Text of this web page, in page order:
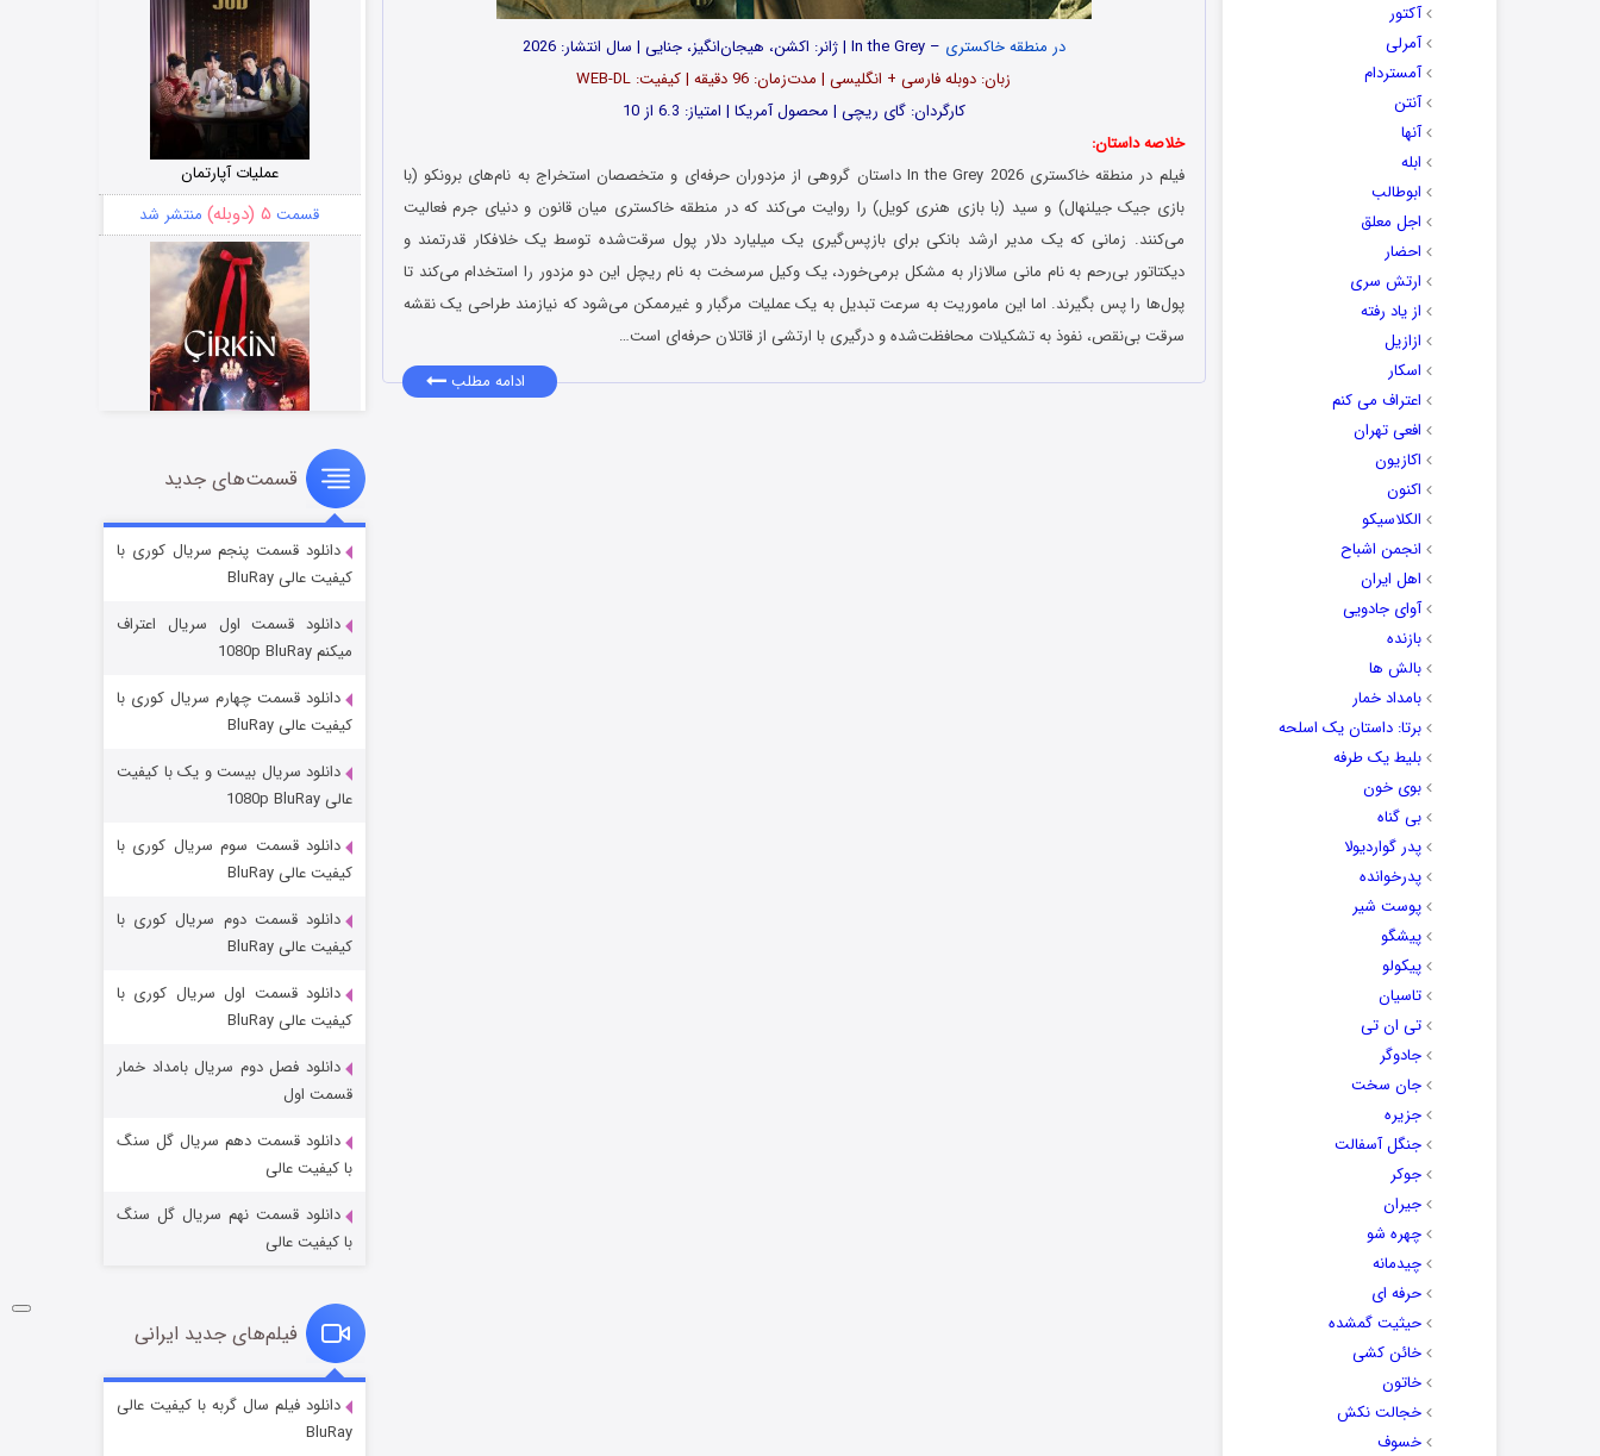
آکتور
آمرلی
آمستردام
آنتن
آنها
ابله
ابوطالب
اجل معلق
احضار
ارتش سری
از یاد رفته
ازازیل
اسکار
اعتراف می کنم
افعی تهران
اکازیون
اکنون
الکلاسیکو
انجمن اشباح
اهل ایران
آوای جادویی
بازنده
بالش ها
بامداد خمار
برتا: داستان یک اسلحه
بلیط یک‌‌ طرفه
بوی خون
بی گناه
پدر گواردیولا
پدرخوانده
پوست شیر
پیشگو
پیکولو
تاسیان
تی ان تی
جادوگر
جان سخت
جزیره
جنگل آسفالت
جوکر
جیران
چهره شو
چیدمانه
حرفه ای
حیثیت گمشده
خائن کشی
خاتون
خجالت نکش
خسوف
در منطقه خاکستری – In the Grey | ژانر: اکشن، هیجان‌انگیز، جنایی | سال انتشار: 2026
زبان: دوبله فارسی + انگلیسی | مدت‌زمان: 96 دقیقه | کیفیت: WEB-DL
کارگردان: گای ریچی | محصول آمریکا | امتیاز: 6.3 از 10
خلاصه داستان:
فیلم در منطقه خاکستری In the Grey 2026 داستان گروهی از مزدوران حرفه‌ای و متخصصان استخراج به نام‌های برونکو (با
بازی جیک جیلنهال) و سید (با بازی هنری کویل) را روایت می‌کند که در منطقه خاکستری میان قانون و دنیای جرم فعالیت
می‌کنند. زمانی که یک مدیر ارشد بانکی برای بازپس‌گیری یک میلیارد دلار پول سرقت‌شده توسط یک خلافکار قدرتمند و
دیکتاتور بی‌رحم به نام مانی سالازار به مشکل برمی‌خورد، یک وکیل سرسخت به نام ریچل این دو مزدور را استخدام می‌کند تا
پول‌ها را پس بگیرند. اما این ماموریت به سرعت تبدیل به یک عملیات مرگبار و غیرممکن می‌شود که نیازمند طراحی یک نقشه
سرقت بی‌نقص، نفوذ به تشکیلات محافظت‌شده و درگیری با ارتشی از قاتلان حرفه‌ای است…
ادامه مطلب
عملیات آپارتمان
قسمت ۵ (دوبله) منتشر شد
سریال زشت
قسمت۲ (زیرنویس) منتشر شد
مردگان متحرک: شهر مرده ۳
شکست استوارت در نجات جهان
قسمت ۷ (زیرنویس) منتشر شد
شوگر فصل ۲
قسمت
قسمت‌های جدید
دانلود قسمت پنجم سریال کوری با
کیفیت عالی BluRay
دانلود قسمت اول سریال اعتراف
میکنم 1080p BluRay
دانلود قسمت چهارم سریال کوری با
کیفیت عالی BluRay
دانلود سریال بیست و یک با کیفیت
عالی 1080p BluRay
دانلود قسمت سوم سریال کوری با
کیفیت عالی BluRay
دانلود قسمت دوم سریال کوری با
کیفیت عالی BluRay
دانلود قسمت اول سریال کوری با
کیفیت عالی BluRay
دانلود فصل دوم سریال بامداد خمار
قسمت اول
دانلود قسمت دهم سریال گل سنگ
با کیفیت عالی
دانلود قسمت نهم سریال گل سنگ
با کیفیت عالی
فیلم‌های جدید ایرانی
دانلود فیلم سال گربه با کیفیت عالی
BluRay